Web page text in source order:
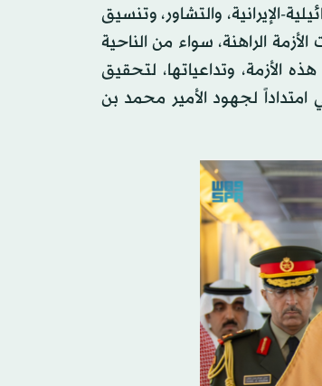
الإيرانية، والتشاور، وتنسيق
الراهنة، سواء من الناحية
الأزمة، وتداعياتها، لتحقيق
لجهود الأمير محمد بن